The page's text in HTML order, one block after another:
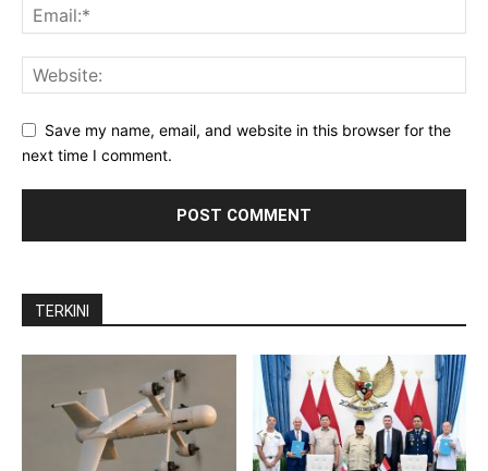
Save my name, email, and website in this browser for the
next time I comment.
TERKINI